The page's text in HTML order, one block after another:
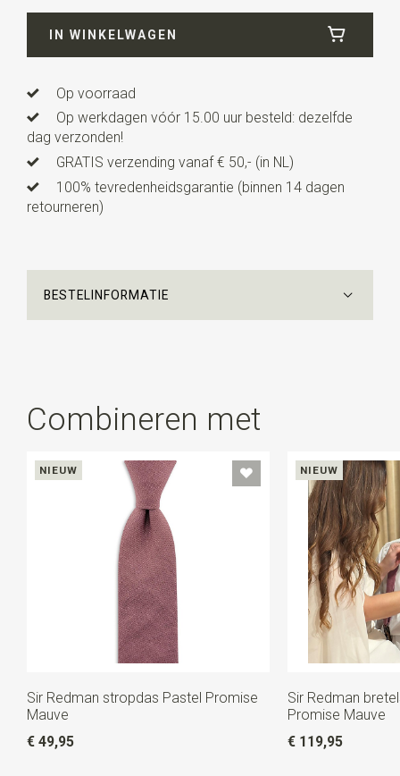
Lengte12 cm
verstelbaar bandje.
IN WINKELWAGEN
Op voorraad
Op werkdagen vóór 15.00 uur besteld: dezelfde
dag verzonden!
GRATIS verzending vanaf € 50,- (in NL)
100% tevredenheidsgarantie (binnen 14 dagen
retourneren)
BESTELINFORMATIE
Combineren met
NIEUW
Sir Redman stropdas Pastel Promise
Mauve
€ 49,95
NIEUW
Sir Redman
Promise Mauve
€ 119,95